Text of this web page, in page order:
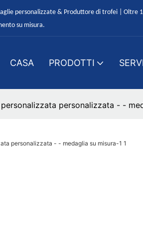
personalizzate & Produttore di trofei | Oltre
su misura.
CASA PRODOTTI
personalizzata - -